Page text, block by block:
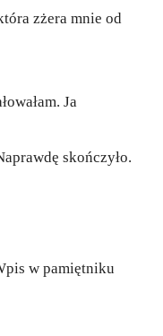
zżera mnie od
Ja
skończyło.
w pamiętniku